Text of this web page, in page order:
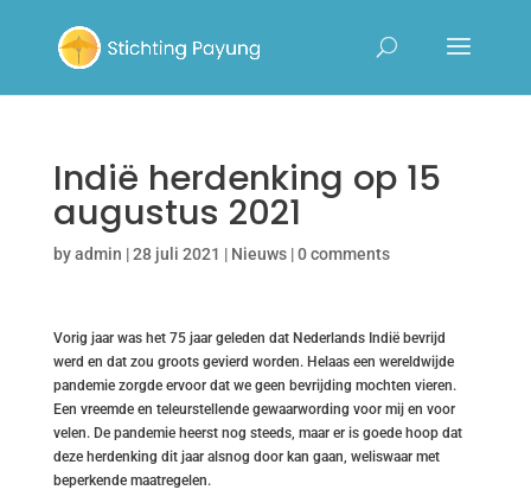
Indië herdenking op 15
augustus 2021
byadmin |28 juli 2021 | Nieuws|0 comments
Vorig jaar was het 75 jaar geleden dat Nederlands Indië bevrijd
werd en dat zou groots gevierd worden. Helaas een wereldwijde
pandemie zorgde ervoor dat we geen bevrijding mochten vieren.
Een vreemde en teleurstellende gewaarwording voor mij en voor
velen. De pandemie heerst nog steeds, maar er is goede hoop dat
deze herdenking dit jaar alsnog door kan gaan, weliswaar met
beperkende maatregelen.